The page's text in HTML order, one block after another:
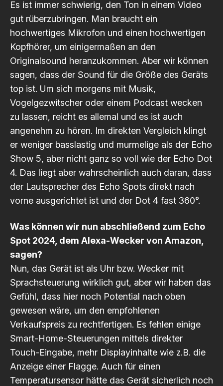
Es ist immer schwierig, den Ton in einem Video
gut rüberzubringen. Man braucht ein
hochwertiges Mikrofon und einen hochwertigen
Kopfhörer, um einigermaßen an den
Originalsound heranzukommen. Aber wir können
sagen, dass der Sound für die Größe des Geräts
top ist. Um sich morgens mit Musik,
Vogelgezwitscher oder einem Podcast wecken
zu lassen, reicht es allemal und es ist auch
angenehm zu hören. Im direkten Vergleich klingt
er weniger basslastig und murmelige als der Echo
Show 5, aber nicht ganz so voll wie der Echo Dot
4. Das liegt aber wahrscheinlich auch daran, dass
der Lautsprecher des Echo Spots direkt nach
vorne ausgerichtet ist und der Dot 4 fast 360°.
Was können wir nun abschließend zum Echo
Spot 2024, dem Alexa-Wecker von Amazon,
sagen?
Nun, das Gerät ist als Uhr bzw. Wecker mit
Sprachsteuerung wirklich gut, aber wir haben das
Gefühl, dass hier noch Potential nach oben
gewesen wäre, um den empfohlenen
Verkaufspreis zu rechtfertigen. Es fehlen einige
Smart-Home-Steuerungen mittels direkter
Touch-Eingabe, mehr Displayinhalte wie z.B. die
Anzeige einer Flagge. Auch für einen
Temperatursensor hätte das Gerät sicherlich noch